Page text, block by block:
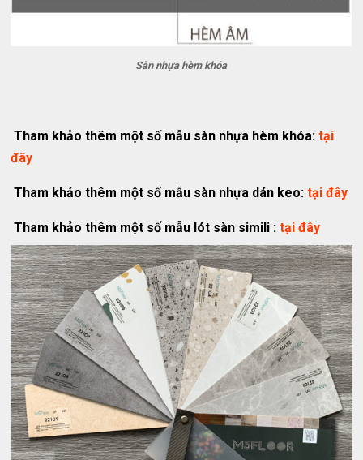
Sàn nhựa hèm khóa
Tham khảo thêm một số mẫu sàn nhựa hèm khóa:tại
đây
Tham khảo thêm một số mẫu sàn nhựa dán keo:tại đây
Tham khảo thêm một số mẫu lót sàn simili :tại đây